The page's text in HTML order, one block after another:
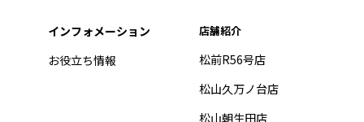
インフォメーション
お役立ち情報
店舗紹介
松前R56号店
松山久万ノ台店
松山朝生田店